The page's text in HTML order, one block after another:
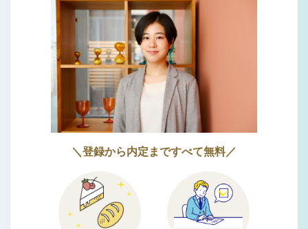
＼登録から内定まですべて無料／